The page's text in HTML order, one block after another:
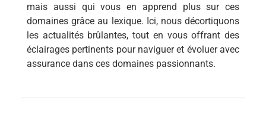
mais aussi qui vous en apprend plus sur ces
domaines grâce au lexique. Ici, nous décortiquons
les actualités brûlantes, tout en vous offrant des
éclairages pertinents pour naviguer et évoluer avec
assurance dans ces domaines passionnants.